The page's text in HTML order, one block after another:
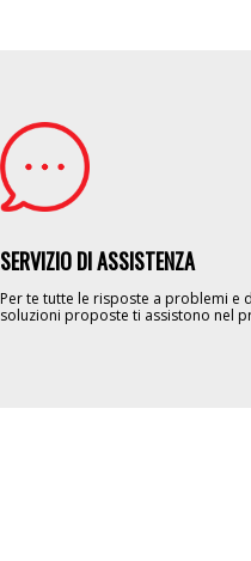
Image
SERVIZIO DI ASSISTENZA
Per te tutte le risposte a problemi e
soluzioni proposte ti assistono nel